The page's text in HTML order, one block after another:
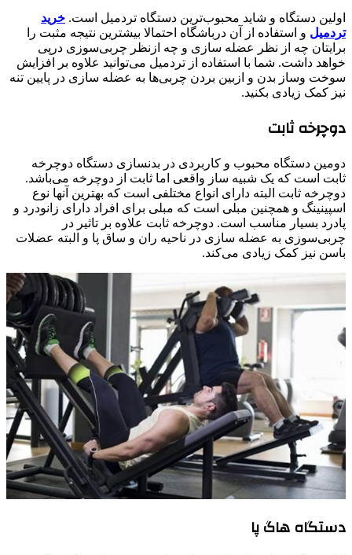
اولین دستگاه و شاید محبوب‌ترین دستگاه تردمیل است. خرید
تردمیل و استفاده از آن درباشگاه احتمالا بیشترین نتیجه مثبت را
برایتان چه از نظر عضله سازی و چه ازنظر چربی‌سوزی درپی
خواهد داشت. شما با استفاده از تردمیل می‌توانید علاوه بر افزایش
سوخت وساز بدن و ازبین بردن چربی‌ها به عضله سازی در پایین تنه
نیز کمک زیادی بکنید.
دوچرخه ثابت
دومین دستگاه محبوب و کاربردی در بدنسازی دستگاه دوچرخه
ثابت است که یک شبیه ساز واقعی اما ثابت از دوچرخه می‌باشد.
دوچرخه ثابت البته دارای انواع مختلفی است که بهترین آنها نوع
اسپینینگ و همچنین مبلی است که مبلی برای افراد دارای زانودرد و
پادرد بسیار مناسب است. دوچرخه ثابت علاوه بر تاثیر در
چربی‌سوزی به عضله سازی در ناحیه ران و ساق پا و البته عضلات
باسن نیز کمک زیادی می‌کند.
دستگاه هاگ پا